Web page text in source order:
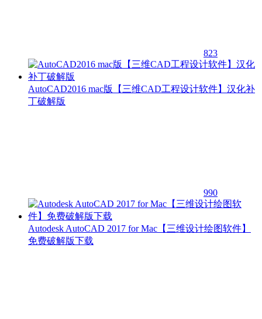
823
AutoCAD2016 mac版【三维CAD工程设计软件】汉化补
丁破解版
990
Autodesk AutoCAD 2017 for Mac【三维设计绘图软件】
免费破解版下载